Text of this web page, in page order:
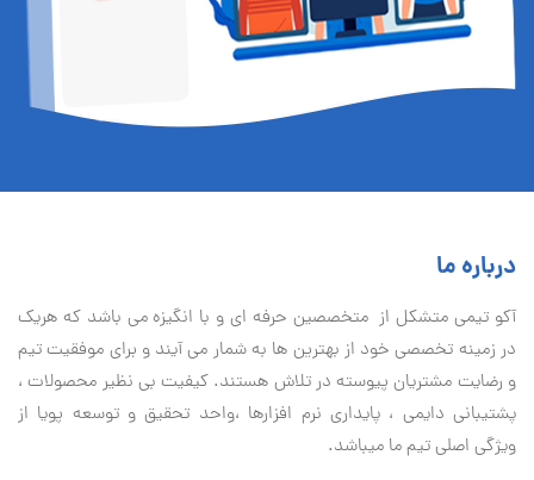
درباره ما
آكو تيمی متشکل از متخصصین حرفه ای و با انگیزه می باشد که هریک
در زمینه تخصصی خود از بهترین ها به شمار می آیند و برای موفقیت تيم
و رضایت مشتریان پیوسته در تلاش هستند. کیفیت بی نظير محصولات ،
پشتیبانی دايمی ، پایداری نرم افزارها ،واحد تحقیق و توسعه پویا از
ویژگی اصلی تیم ما میباشد.